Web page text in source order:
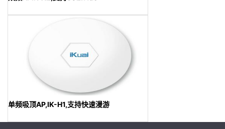
单频吸顶AP,IK-H1,支持快速漫游